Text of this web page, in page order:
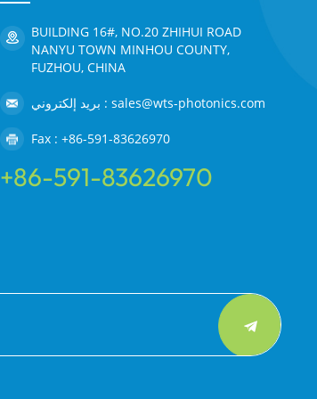
BUILDING 16#, NO.20 ZHIHUI ROAD
NANYU TOWN MINHOU COUNTY,
FUZHOU, CHINA
بريد إلكتروني : sales@wts-photonics.com
Fax : +86-591-83626970
+86-591-83626970